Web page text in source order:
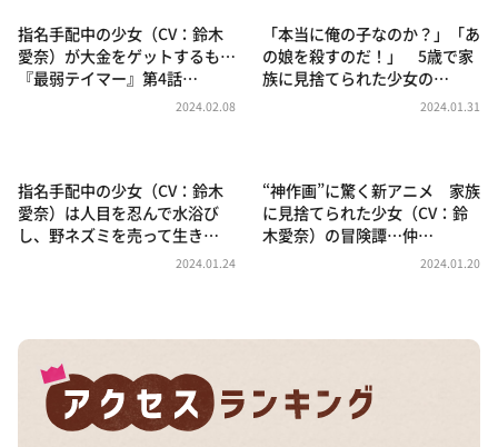
指名手配中の少女（CV：鈴木
愛奈）が大金をゲットするも…
『最弱テイマー』第4話…
2024.02.08
「本当に俺の子なのか？」「あ
の娘を殺すのだ！」 5歳で家
族に見捨てられた少女の…
2024.01.31
指名手配中の少女（CV：鈴木
愛奈）は人目を忍んで水浴び
し、野ネズミを売って生き…
2024.01.24
“神作画”に驚く新アニメ 家族
に見捨てられた少女（CV：鈴
木愛奈）の冒険譚…仲…
2024.01.20